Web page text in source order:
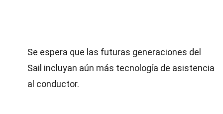
Se espera que las futuras generaciones del
Sail incluyan aún más tecnología de asistencia
al conductor.